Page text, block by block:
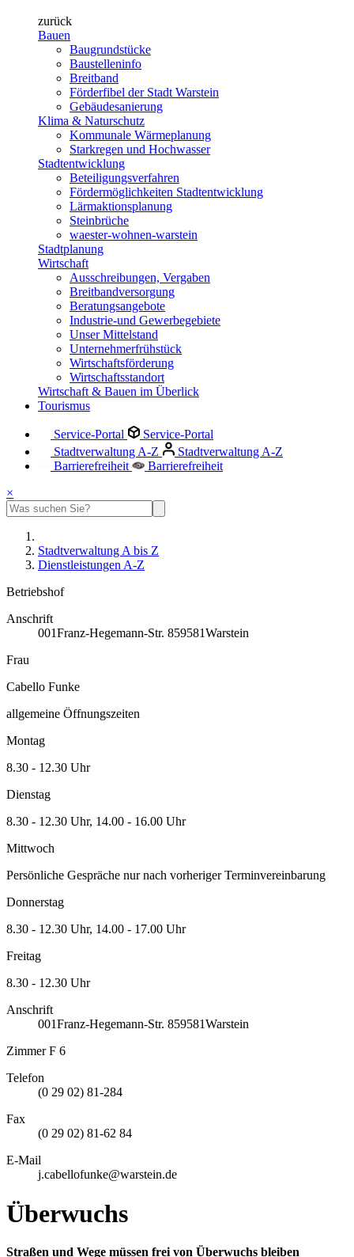
zurück
Bauen
Baugrundstücke
Baustelleninfo
Breitband
Förderfibel der Stadt Warstein
Gebäudesanierung
Klima & Naturschutz
Kommunale Wärmeplanung
Starkregen und Hochwasser
Stadtentwicklung
Beteiligungsverfahren
Fördermöglichkeiten Stadtentwicklung
Lärmaktionsplanung
Steinbrüche
waester-wohnen-warstein
Stadtplanung
Wirtschaft
Ausschreibungen, Vergaben
Breitbandversorgung
Beratungsangebote
Industrie-und Gewerbegebiete
Unser Mittelstand
Unternehmerfrühstück
Wirtschaftsförderung
Wirtschaftsstandort
Wirtschaft & Bauen im Überlick
Tourismus
Service-Portal
Service-Portal
Stadtverwaltung A-Z
Stadtverwaltung A-Z
Barrierefreiheit
Barrierefreiheit
×
Stadtverwaltung A bis Z
Dienstleistungen A-Z
Betriebshof
Anschrift
001Franz-Hegemann-Str. 859581Warstein
Frau
Cabello Funke
allgemeine Öffnungszeiten
Montag
8.30 - 12.30 Uhr
Dienstag
8.30 - 12.30 Uhr, 14.00 - 16.00 Uhr
Mittwoch
Persönliche Gespräche nur nach vorheriger Terminvereinbarung
Donnerstag
8.30 - 12.30 Uhr, 14.00 - 17.00 Uhr
Freitag
8.30 - 12.30 Uhr
Anschrift
001Franz-Hegemann-Str. 859581Warstein
Zimmer F 6
Telefon
(0 29 02) 81-284
Fax
(0 29 02) 81-62 84
E-Mail
j.cabellofunke@warstein.de
Überwuchs
Straßen und Wege müssen frei von Überwuchs bleiben